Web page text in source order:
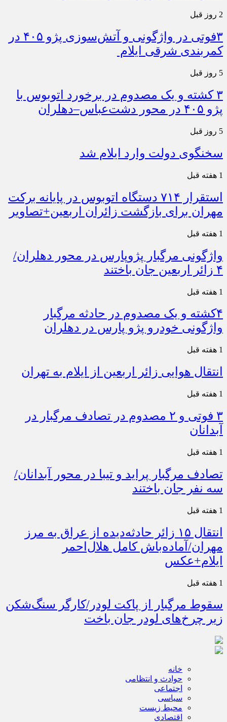
2 روز قبل
۳فوتی در واژگونی و آتش‌سوزی پژو ۴۰۵ در
کمربندی شرقی ایلام
5 روز قبل
۳ کشته و یک مصدوم در برخورد اتوبوس با
پژو ۴۰۵ در محور دشت‌عباس–دهلران
5 روز قبل
سخنگوی دولت وارد ایلام شد
1 هفته قبل
استقرار ۷۱۴ دستگاه اتوبوس در پایانه برکت
مهران برای بازگشت زائران اربعین+تصاویر
1 هفته قبل
واژگونی مرگبار پژوپارس در محور دهلران/
۴ زائر اربعین جان باختند
1 هفته قبل
۴کشته و یک مصدوم در حادثه مرگبار
واژگونی خودرو پژو پارس در دهلران
1 هفته قبل
انتقال هوایی زائر اربعین از ایلام به تهران
1 هفته قبل
۳ فوتی و ۲ مصدوم در تصادف مرگبار در
آبدانان
1 هفته قبل
تصادف مرگبار پراید و تیبا در محور آبدانان/
سه نفر جان باختند
1 هفته قبل
انتقال ۱۵ زائر حادثه‌دیده از عراق به مرز
مهران/آماده‌باش کامل هلال‌احمر
ایلام+عکس
1 هفته قبل
سقوط مرگبار از پاکت لودر/کارگر سنگ‌شکن
زیر چرخ‌های لودر جان باخت
خانه
حوادث و انتظامی
اجتماعی
سیاسی
محیط زیست
اقتصادی